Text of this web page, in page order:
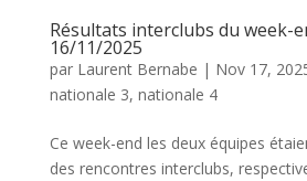
Résultats interclubs du week-
16/11/2025
par Laurent Bernabe | Nov 17,
nationale 3, nationale 4
Ce week-end les deux équipes
des rencontres interclubs,